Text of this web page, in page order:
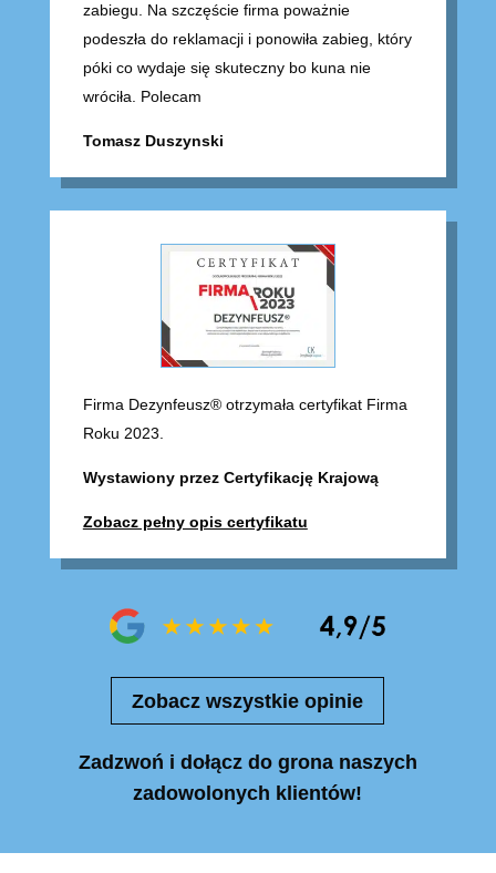
zabiegu. Na szczęście firma poważnie
podeszła do reklamacji i ponowiła zabieg, który
póki co wydaje się skuteczny bo kuna nie
wróciła. Polecam
Tomasz Duszynski
Firma Dezynfeusz® otrzymała certyfikat Firma
Roku 2023.
Wystawiony przez Certyfikację Krajową
Zobacz pełny opis certyfikatu
Zobacz wszystkie opinie
Zadzwoń i dołącz do grona naszych
zadowolonych klientów!